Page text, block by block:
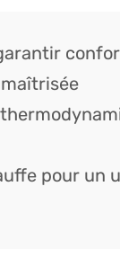
maîtrisée
pour un